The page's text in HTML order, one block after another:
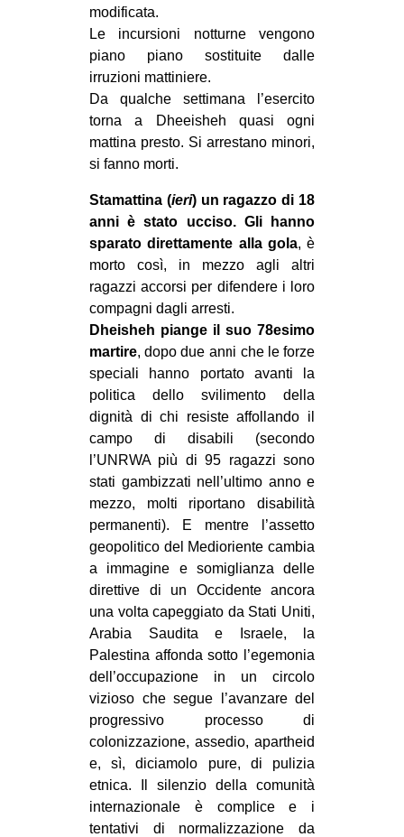
EVENTI
in
bsky
SEARCH
modificata.
Le incursioni notturne vengono
piano piano sostituite dalle
irruzioni mattiniere.
Da qualche settimana l’esercito
torna a Dheeisheh quasi ogni
mattina presto. Si arrestano minori,
si fanno morti.
Stamattina (ieri) un ragazzo di 18
anni è stato ucciso. Gli hanno
sparato direttamente alla gola, è
morto così, in mezzo agli altri
ragazzi accorsi per difendere i loro
compagni dagli arresti.
Dheisheh piange il suo 78esimo
martire, dopo due anni che le forze
speciali hanno portato avanti la
politica dello svilimento della
dignità di chi resiste affollando il
campo di disabili (secondo
l’UNRWA più di 95 ragazzi sono
stati gambizzati nell’ultimo anno e
mezzo, molti riportano disabilità
permanenti). E mentre l’assetto
geopolitico del Medioriente cambia
a immagine e somiglianza delle
direttive di un Occidente ancora
una volta capeggiato da Stati Uniti,
Arabia Saudita e Israele, la
Palestina affonda sotto l’egemonia
dell’occupazione in un circolo
vizioso che segue l’avanzare del
progressivo processo di
colonizzazione, assedio, apartheid
e, sì, diciamolo pure, di pulizia
etnica. Il silenzio della comunità
internazionale è complice e i
tentativi di normalizzazione da